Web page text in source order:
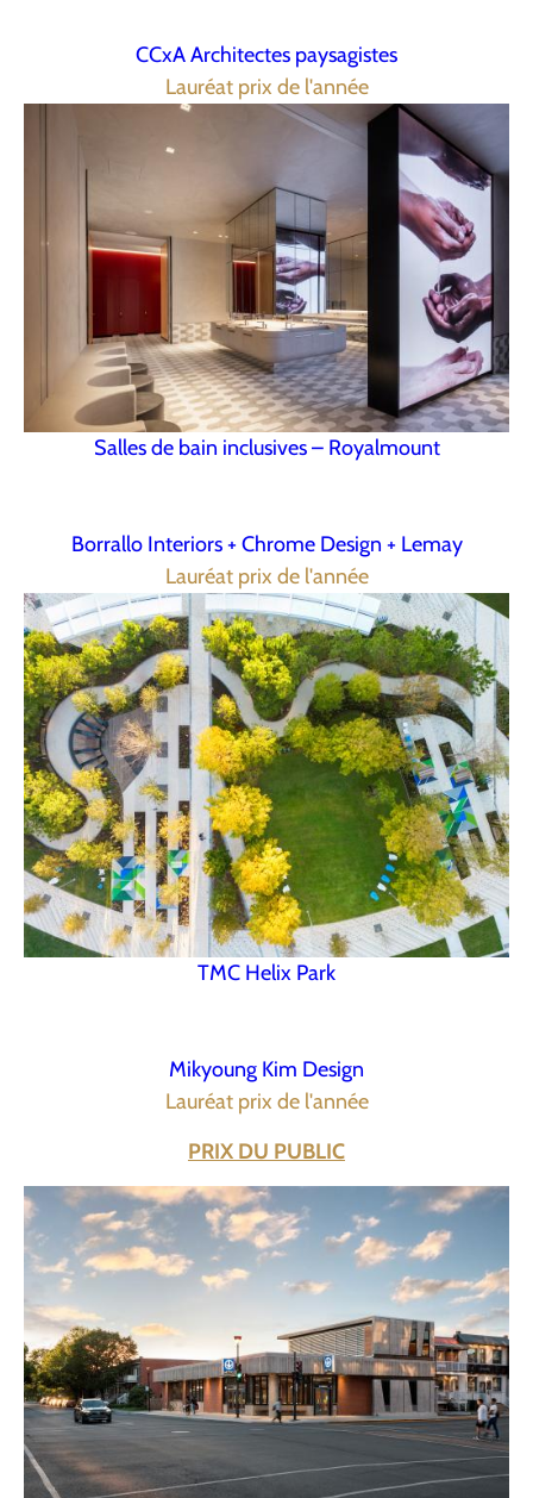
CCxA Architectes paysagistes
Lauréat prix de l'année
Salles de bain inclusives – Royalmount
Borrallo Interiors + Chrome Design + Lemay
Lauréat prix de l'année
TMC Helix Park
Mikyoung Kim Design
Lauréat prix de l'année
PRIX DU PUBLIC